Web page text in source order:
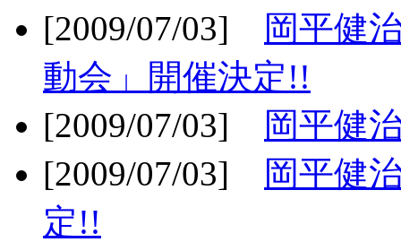
[2009/07/03]
岡平健
動会」開催決定!!
[2009/07/03]
岡平健
[2009/07/03]
岡平健
定!!